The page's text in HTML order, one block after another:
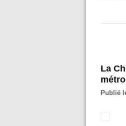
La
Publié